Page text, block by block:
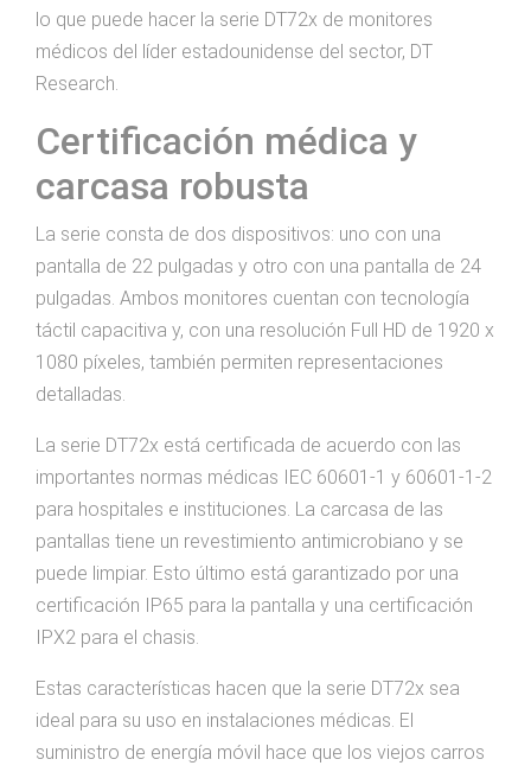
lo que puede hacer la serie DT72x de monitores
médicos del líder estadounidense del sector, DT
Research.
Certificación médica y
carcasa robusta
La serie consta de dos dispositivos: uno con una
pantalla de 22 pulgadas y otro con una pantalla de 24
pulgadas. Ambos monitores cuentan con tecnología
táctil capacitiva y, con una resolución Full HD de 1920 x
1080 píxeles, también permiten representaciones
detalladas.
La serie DT72x está certificada de acuerdo con las
importantes normas médicas IEC 60601-1 y 60601-1-2
para hospitales e instituciones. La carcasa de las
pantallas tiene un revestimiento antimicrobiano y se
puede limpiar. Esto último está garantizado por una
certificación IP65 para la pantalla y una certificación
IPX2 para el chasis.
Estas características hacen que la serie DT72x sea
ideal para su uso en instalaciones médicas. El
suministro de energía móvil hace que los viejos carros